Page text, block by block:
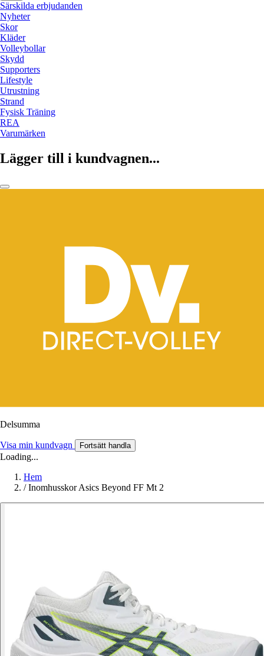
Särskilda erbjudanden
Nyheter
Skor
Kläder
Volleybollar
Skydd
Supporters
Lifestyle
Utrustning
Strand
Fysisk Träning
REA
Varumärken
Lägger till i kundvagnen...
Delsumma
Visa min kundvagn Fortsätt handla
Loading...
Hem
/ Inomhusskor Asics Beyond FF Mt 2